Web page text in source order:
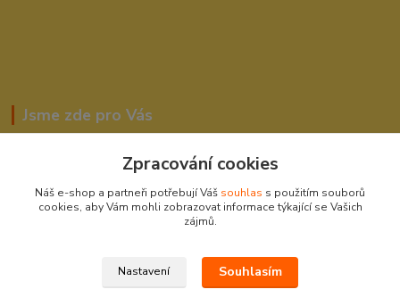
Jsme zde pro Vás
604278943
Zpracování cookies
Náš e-shop a partneři potřebují Váš souhlas s použitím souborů
cookies, aby Vám mohli zobrazovat informace týkající se Vašich
zájmů.
Nastavení Souhlasím